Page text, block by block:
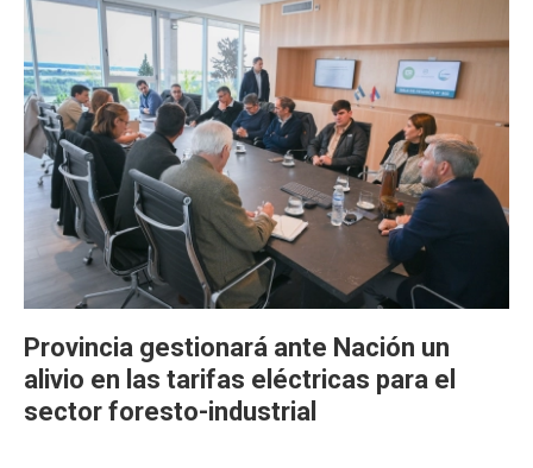
Provincia gestionará ante Nación un
alivio en las tarifas eléctricas para el
sector foresto-industrial